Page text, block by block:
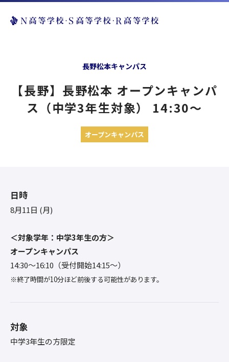
長野松本キャンパス
【長野】長野松本 オープンキャンパ
ス（中学3年生対象） 14:30〜
オープンキャンパス
日時
8月11日 (月)
＜対象学年：中学3年生の方＞
オープンキャンパス
14:30〜16:10（受付開始14:15～）
※終了時間が10分ほど前後する可能性があります。
対象
中学3年生の方限定